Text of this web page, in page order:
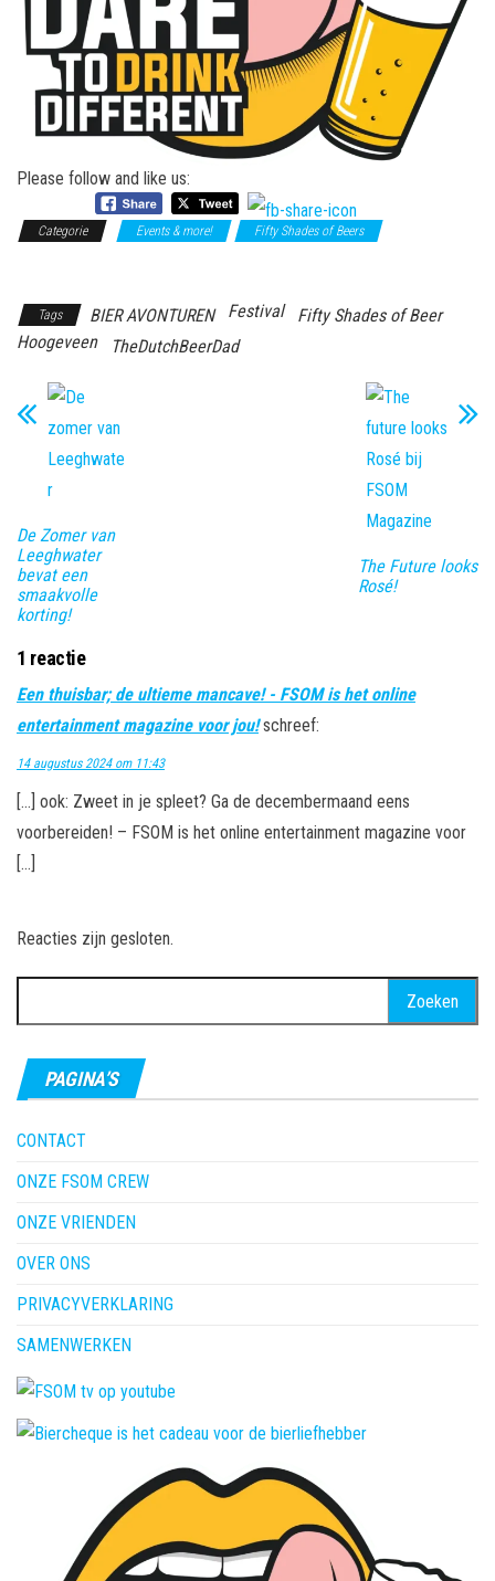
Please follow and like us:
Categorie Events & more! Fifty Shades of Beers
Tags BIER AVONTUREN Festival
Fifty Shades of Beer
Hoogeveen
TheDutchBeerDad
De Zomer van
Leeghwater
bevat een
smaakvolle
korting!
The Future looks
Rosé!
1 reactie
Een thuisbar; de ultieme mancave! - FSOM is het online
entertainment magazine voor jou! schreef:
14 augustus 2024 om 11:43
[…] ook: Zweet in je spleet? Ga de decembermaand eens
voorbereiden! – FSOM is het online entertainment magazine voor
[…]
Reacties zijn gesloten.
naar:
PAGINA’S
CONTACT
ONZE FSOM CREW
ONZE VRIENDEN
OVER ONS
PRIVACYVERKLARING
SAMENWERKEN